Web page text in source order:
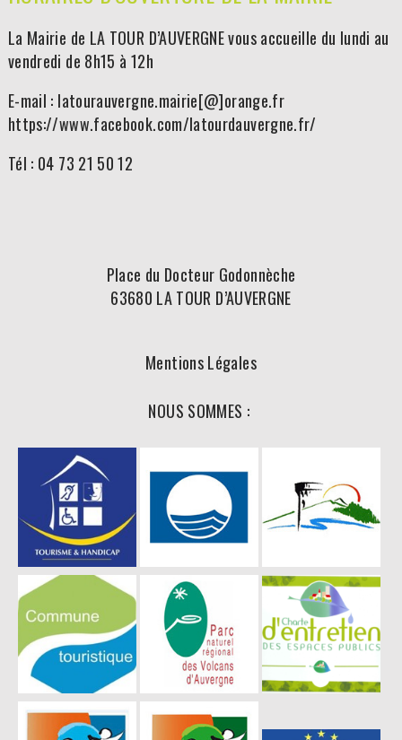
La Mairie de LA TOUR D’AUVERGNE vous accueille du lundi au
vendredi de 8h15 à 12h
E-mail : latourauvergne.mairie[@]orange.fr
https://www.facebook.com/latourdauvergne.fr/
Tél : 04 73 21 50 12
Place du Docteur Godonnèche
63680 LA TOUR D’AUVERGNE
Mentions Légales
NOUS SOMMES :